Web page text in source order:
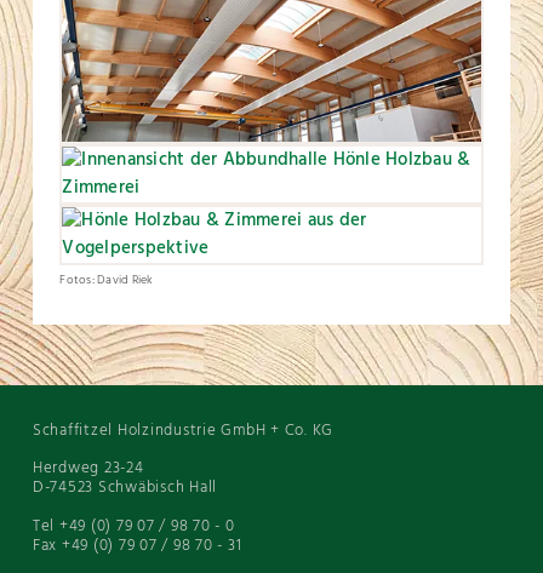
Fotos: David Riek
Schaffitzel Holzindustrie GmbH + Co. KG
Herdweg 23-24
D-74523 Schwäbisch Hall
Tel +49 (0) 79 07 / 98 70 - 0
Fax +49 (0) 79 07 / 98 70 - 31